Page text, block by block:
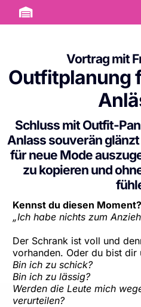
Vortrag mit
Outfitplanung
Schluss mit Outfit-
Anlass souverän
für neue Mode
zu kopieren und
Kennst du diesen Moment?
„Ich habe nichts zum
Der Schrank ist voll und
vorhanden. Oder du bist dir
Bin ich zu schick?
Bin ich zu lässig?
Werden die Leute mich
verurteilen?